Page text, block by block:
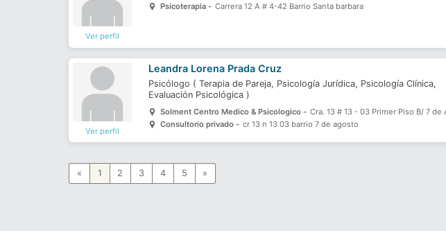
Ver perfil
Psicoterapia - Carrera 12 A # 4-42 Barrio Santa barbara
Ver perfil
Leandra Lorena Prada Cruz
Psicólogo (Terapia de Pareja, Psicología Jurídica, Psicología Clínica,
Evaluación Psicológica)
Solment Centro Medico & Psicologico - Cra. 13 # 13 - 03 Primer Piso B/ 7 de
Consultorio privado - cr 13 n 13 03 barrio 7 de agosto
« 1 2 3 4 5 »